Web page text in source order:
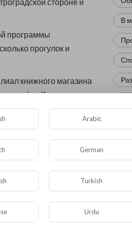
программы
прогулок и
книжного магазина
кафе «Кино» — это
«Бездельники»,
закуски и стрит-фуд.
киносеанса в
картину
Перед показом
В
Arabic
German
Turkish
Urdu